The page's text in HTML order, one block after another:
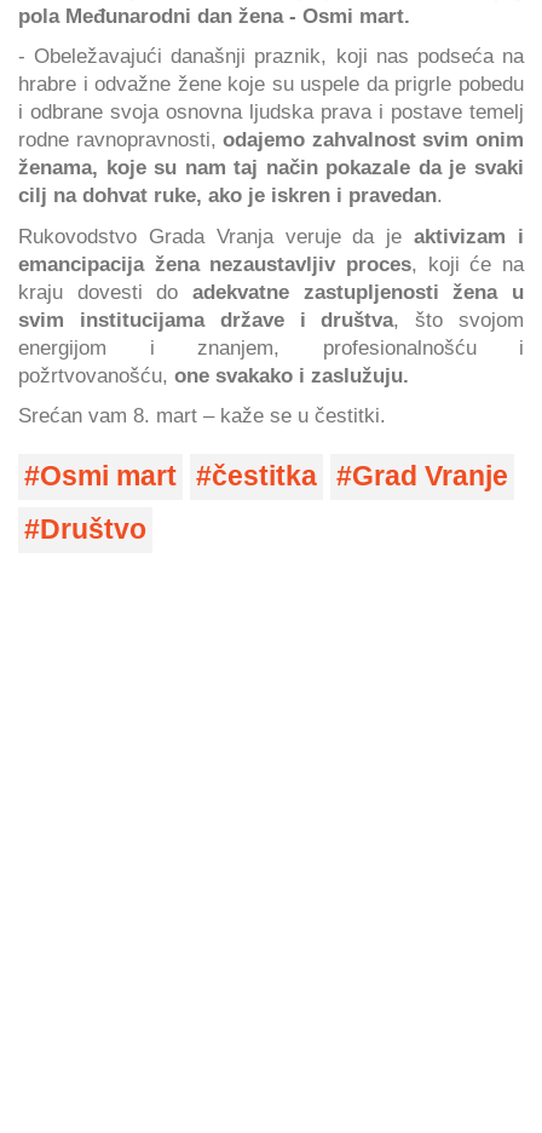
pola Međunarodni dan žena - Osmi mart.
- Obeležavajući današnji praznik, koji nas podseća na
hrabre i odvažne žene koje su uspele da prigrle pobedu
i odbrane svoja osnovna ljudska prava i postave temelj
rodne ravnopravnosti,odajemo zahvalnost svim onim
ženama, koje su nam taj način pokazale da je svaki
cilj na dohvat ruke, ako je iskren i pravedan.
Rukovodstvo Grada Vranja veruje da jeaktivizam i
emancipacija žena nezaustavljiv proces, koji će na
kraju dovesti do adekvatne zastupljenosti žena u
svim institucijama države i društva, što svojom
energijom i znanjem, profesionalnošću i
požrtvovanošću, one svakako i zaslužuju.
Srećan vam 8. mart – kaže se u čestitki.
Osmi mart čestitka
Grad Vranje
Društvo